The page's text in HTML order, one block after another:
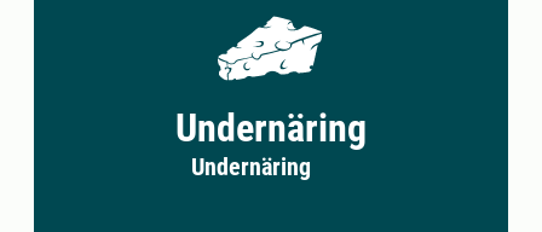
Undernäring
Undernäring